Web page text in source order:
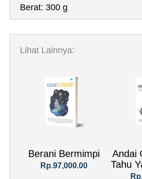
Berat: 300 g
Lihat Lainnya:
Berani Bermimpi
Rp.97,000.00
Andai
Tahu